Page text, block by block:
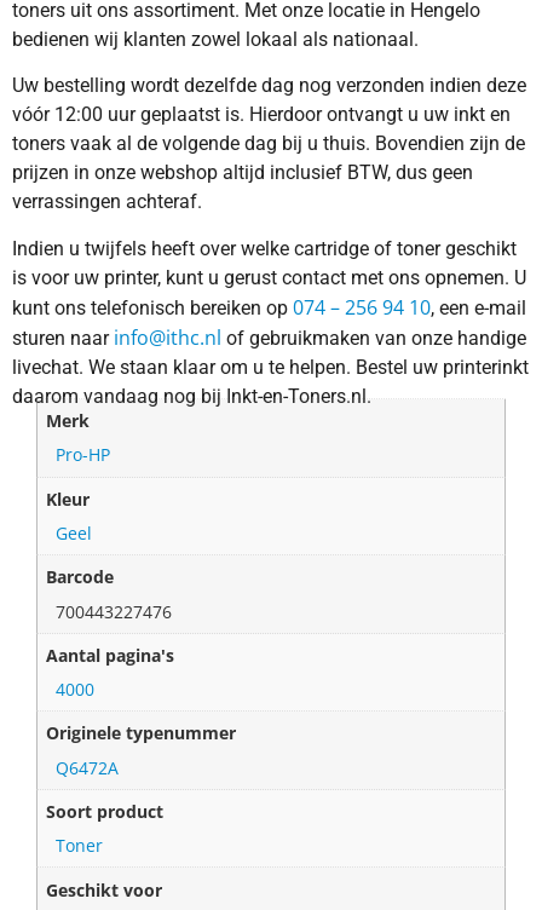
toners uit ons assortiment. Met onze locatie in Hengelo
bedienen wij klanten zowel lokaal als nationaal.
Uw bestelling wordt dezelfde dag nog verzonden indien deze
vóór 12:00 uur geplaatst is. Hierdoor ontvangt u uw inkt en
toners vaak al de volgende dag bij u thuis. Bovendien zijn de
prijzen in onze webshop altijd inclusief BTW, dus geen
verrassingen achteraf.
Indien u twijfels heeft over welke cartridge of toner geschikt
is voor uw printer, kunt u gerust contact met ons opnemen. U
kunt ons telefonisch bereiken op 074 – 256 94 10, een e-mail
sturen naar info@ithc.nl of gebruikmaken van onze handige
livechat. We staan klaar om u te helpen. Bestel uw printerinkt
daarom vandaag nog bij Inkt-en-Toners.nl.
Merk
Pro-HP
Kleur
Geel
Barcode
700443227476
Aantal pagina's
4000
Originele typenummer
Q6472A
Soort product
Toner
Geschikt voor